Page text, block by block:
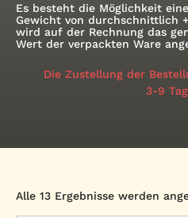
Es besteht die Möglichkeit
Gewicht von durchschnittlich
wird auf der Rechnung das
Wert der verpackten Ware
Die Zustellung der
3-9
Alle 13 Ergebnisse werden